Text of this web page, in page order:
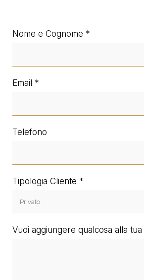
Nome e Cognome
Email
Telefono
Tipologia Cliente
Vuoi aggiungere qualcosa alla tua